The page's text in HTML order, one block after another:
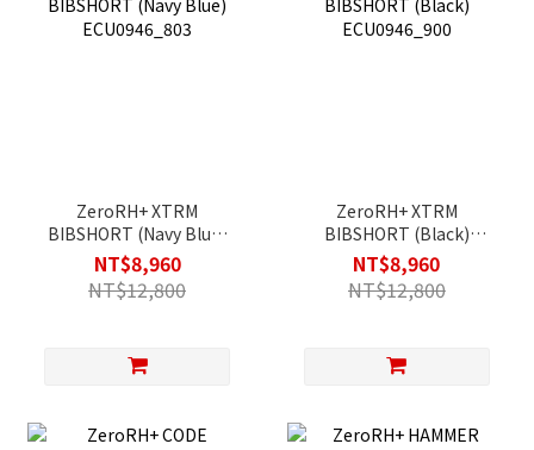
ZeroRH+ XTRM
BIBSHORT (Navy Blue)
ECU0946_803
NT$8,960
NT$12,800
ZeroRH+ XTRM
BIBSHORT (Black)
ECU0946_900
NT$8,960
NT$12,800